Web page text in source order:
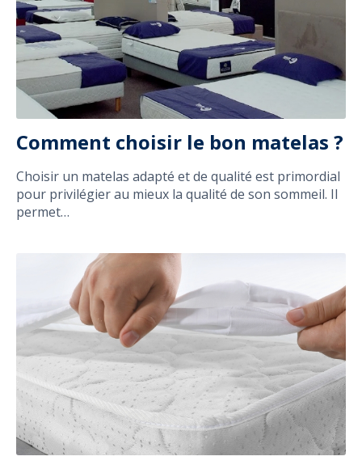
Comment choisir le bon matelas ?
Choisir un matelas adapté et de qualité est primordial
pour privilégier au mieux la qualité de son sommeil. Il
permet…